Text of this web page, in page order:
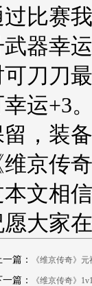
过比赛
武器幸
可刀刀
幸运+3
留，装
维京传
本文相
愿大家
一篇： 《维京传奇》
一篇： 《维京传奇》